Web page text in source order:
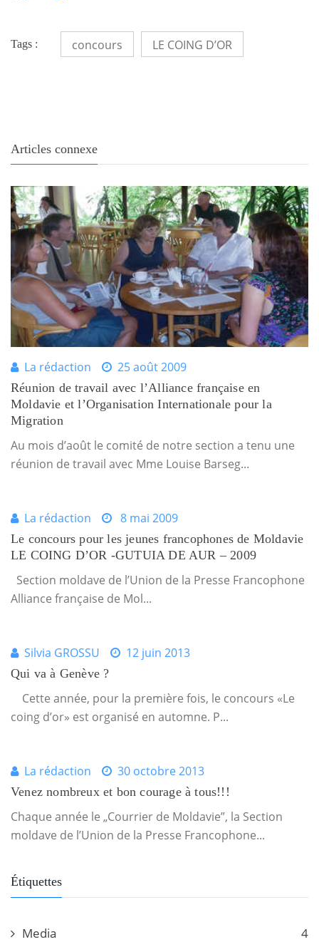
Tags : concours LE COING D’OR
Articles connexe
La rédaction 25 août 2009
Réunion de travail avec l’Alliance française en
Moldavie et l’Organisation Internationale pour la
Migration
Au mois d’août le comité de notre section a tenu une
réunion de travail avec Mme Louise Barseg...
La rédaction 8 mai 2009
Le concours pour les jeunes francophones de Moldavie
LE COING D’OR -GUTUIA DE AUR – 2009
Section moldave de l’Union de la Presse Francophone
Alliance française de Mol...
Silvia GROSSU 12 juin 2013
Qui va à Genève ?
Cette année, pour la première fois, le concours «Le
coing d’or» est organisé en automne. P...
La rédaction 30 octobre 2013
Venez nombreux et bon courage à tous!!!
Chaque année le „Courrier de Moldavie”, la Section
moldave de l’Union de la Presse Francophone...
Étiquettes
Media
4